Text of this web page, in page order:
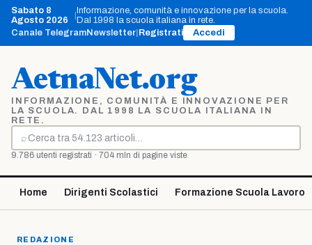
Vai
contenuto
Sabato 8
Agosto 2026
Informazione, comunità e innovazione per la scuola.
Dal 1998 la scuola italiana in rete.
Canale TelegramNewsletter Registrati Accedi
AetnaNet.org
INFORMAZIONE, COMUNITÀ E INNOVAZIONE PER
LA SCUOLA. DAL 1998 LA SCUOLA ITALIANA IN
RETE.
⌕
Cerca
9.786 utenti registrati · 704 mln di pagine viste
Home Dirigenti Scolastici Formazione Scuola Lavoro
REDAZIONE